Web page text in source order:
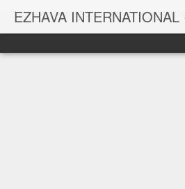
EZHAVA INTERNATIONAL